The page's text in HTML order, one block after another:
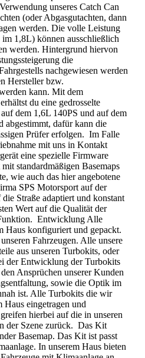
unseres Catch Can
(oder Abgasgutachten, dann
werden. Die volle Leistung
1,8L) können ausschließlich
werden. Hintergrund hiervon
die
nachgewiesen werden
Hersteller bzw.
kann. Mit dem
du eine gedrosselte
dem 1,6L 140PS und auf dem
abgestimmt, dafür kann die
Prüfer erfolgen. Im Falle
mit uns in Kontakt
eine spezielle Firmware
standardmäßigen Basemaps
wie auch das hier angebotene
SPS Motorsport auf der
Straße adaptiert und konstant
Wert auf die Qualität der
Entwicklung Alle
Haus konfiguriert und gepackt.
Fahrzeugen. Alle unsere
aus unseren Turbokits, oder
der Entwicklung der Turbokits
Ansprüchen unserer Kunden
sowie die Optik im
ist. Alle Turbokits die wir
Haus eingetragen und
hierbei auf die in unseren
der Szene zurück. Das Kit
Basemap. Das Kit ist passt
In unserem Haus bieten